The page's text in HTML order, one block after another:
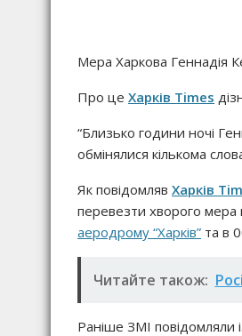
Мера Харкова Геннадія
Про це Харків Times
“Близько години ночі
обмінялися кількома
Як повідомляв Харків
перевезти хворого мера
аеродрому “Харків” та в
Читайте також:
Раніше ЗМІ